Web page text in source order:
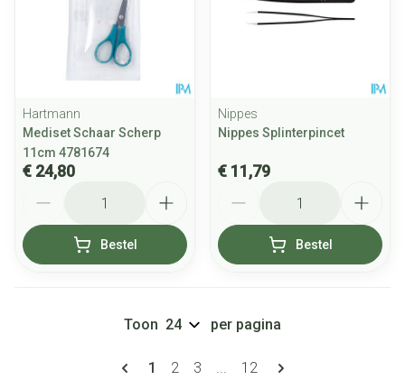
Hartmann
Mediset Schaar Scherp
11cm 4781674
€ 24,80
Bestel
Nippes
Nippes Splinterpincet
€ 11,79
Bestel
Pagina's
U lees momenteel pagina
1 Pagina
2 Pagina
3 ... Pagina
12
Toon per pagina